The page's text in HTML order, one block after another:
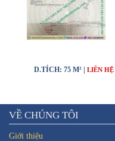
D.TÍCH: 75 M² | LIÊN HỆ
VỀ CHÚNG TÔI
Giới thiệu